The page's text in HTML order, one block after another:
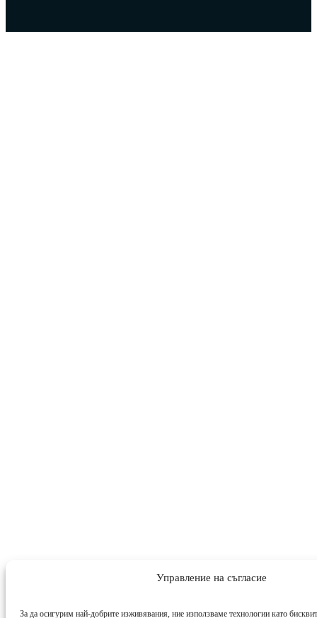
Управление на съгласие
За да осигурим най-добрите изживявания, ние използваме технологии като